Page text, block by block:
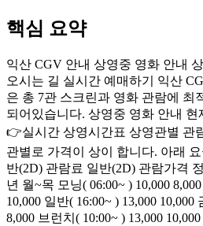
핵심 요약
익산 CGV 안내 상영중 영화 안내
오시는 길 실시간 예매하기 익산
은 총 7관 스크린과 영화 관람에 최
되어있습니다. 상영중 영화 안내
👉실시간 상영시간표 상영관별 관
관별로 가격이 상이 합니다. 아래
반(2D) 관람료 일반(2D) 관람가격
년 월~목 모닝( 06:00~ ) 10,000
10,000 일반( 16:00~ ) 13,000 10,000
8,000 브런치( 10:00~ ) 13,000